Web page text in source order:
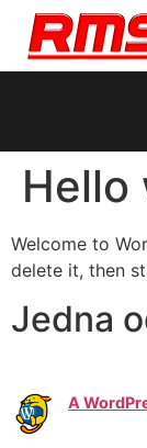
Hello
Welcome to
delete it, then
Jedna
A